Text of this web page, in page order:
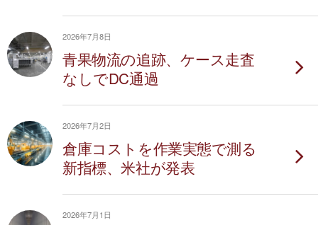
2026年7月8日
青果物流の追跡、ケース走査
なしでDC通過
2026年7月2日
倉庫コストを作業実態で測る
新指標、米社が発表
2026年7月1日